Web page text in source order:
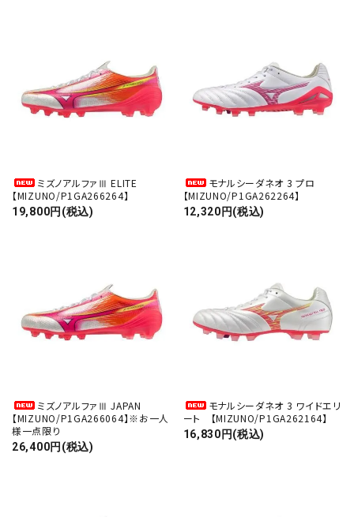
ミズノアルファⅢ ELITE
【MIZUNO/P1GA266264】
19,800円(税込)
モナルシーダネオ 3 プロ
【MIZUNO/P1GA262264】
12,320円(税込)
ミズノアルファⅢ JAPAN
【MIZUNO/P1GA266064】※お一人
様一点限り
26,400円(税込)
モナルシーダネオ 3 ワイドエリ
ート 【MIZUNO/P1GA262164】
16,830円(税込)